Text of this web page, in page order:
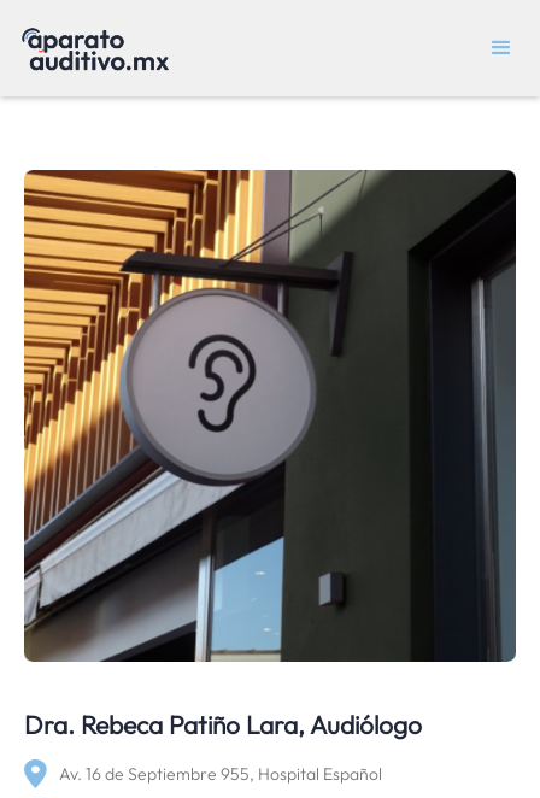
Dra. Rebeca Patiño Lara, Audiólogo
Av. 16 de Septiembre 955, Hospital Español